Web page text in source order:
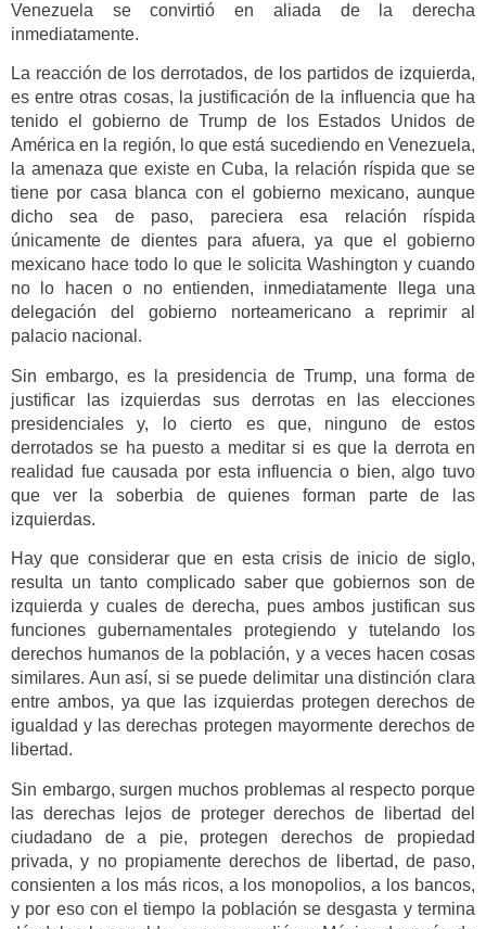
Venezuela se convirtió en aliada de la derecha
inmediatamente.
La reacción de los derrotados, de los partidos de izquierda,
es entre otras cosas, la justificación de la influencia que ha
tenido el gobierno de Trump de los Estados Unidos de
América en la región, lo que está sucediendo en Venezuela,
la amenaza que existe en Cuba, la relación ríspida que se
tiene por casa blanca con el gobierno mexicano, aunque
dicho sea de paso, pareciera esa relación ríspida
únicamente de dientes para afuera, ya que el gobierno
mexicano hace todo lo que le solicita Washington y cuando
no lo hacen o no entienden, inmediatamente llega una
delegación del gobierno norteamericano a reprimir al
palacio nacional.
Sin embargo, es la presidencia de Trump, una forma de
justificar las izquierdas sus derrotas en las elecciones
presidenciales y, lo cierto es que, ninguno de estos
derrotados se ha puesto a meditar si es que la derrota en
realidad fue causada por esta influencia o bien, algo tuvo
que ver la soberbia de quienes forman parte de las
izquierdas.
Hay que considerar que en esta crisis de inicio de siglo,
resulta un tanto complicado saber que gobiernos son de
izquierda y cuales de derecha, pues ambos justifican sus
funciones gubernamentales protegiendo y tutelando los
derechos humanos de la población, y a veces hacen cosas
similares. Aun así, si se puede delimitar una distinción clara
entre ambos, ya que las izquierdas protegen derechos de
igualdad y las derechas protegen mayormente derechos de
libertad.
Sin embargo, surgen muchos problemas al respecto porque
las derechas lejos de proteger derechos de libertad del
ciudadano de a pie, protegen derechos de propiedad
privada, y no propiamente derechos de libertad, de paso,
consienten a los más ricos, a los monopolios, a los bancos,
y por eso con el tiempo la población se desgasta y termina